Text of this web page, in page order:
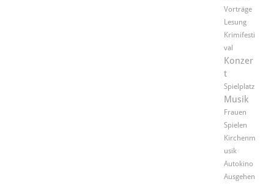
Vorträge
Lesung
Krimifesti
val
Konzer
t
Spielplatz
Musik
Frauen
Spielen
Kirchenm
usik
Autokino
Ausgehen